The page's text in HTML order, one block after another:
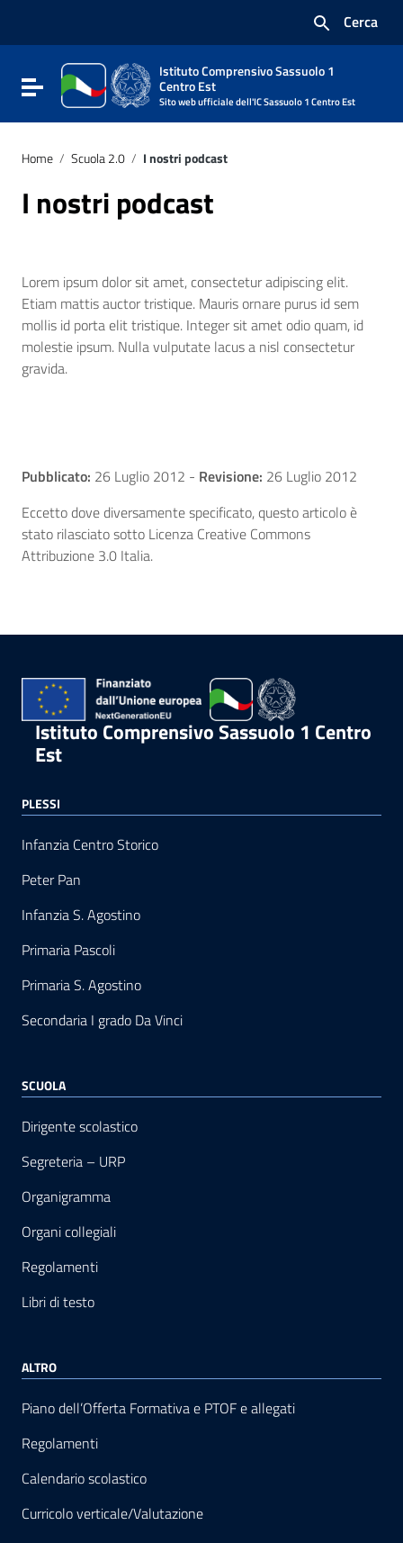
Vai al footer
Cerca
Attiva / disattiva la navigazione
Istituto Comprensivo Sassuolo 1
Centro Est
Sito web ufficiale dell'IC Sassuolo 1 Centro Est
Home / Scuola 2.0 / I nostri podcast
I nostri podcast
Lorem ipsum dolor sit amet, consectetur adipiscing elit.
Etiam mattis auctor tristique. Mauris ornare purus id sem
mollis id porta elit tristique. Integer sit amet odio quam, id
molestie ipsum. Nulla vulputate lacus a nisl consectetur
gravida.
Pubblicato: 26 Luglio 2012 - Revisione: 26 Luglio 2012
Eccetto dove diversamente specificato, questo articolo è
stato rilasciato sotto Licenza Creative Commons
Attribuzione 3.0 Italia.
Istituto Comprensivo Sassuolo 1 Centro
Est
PLESSI
Infanzia Centro Storico
Peter Pan
Infanzia S. Agostino
Primaria Pascoli
Primaria S. Agostino
Secondaria I grado Da Vinci
SCUOLA
Dirigente scolastico
Segreteria – URP
Organigramma
Organi collegiali
Regolamenti
Libri di testo
ALTRO
Piano dell’Offerta Formativa e PTOF e allegati
Regolamenti
Calendario scolastico
Curricolo verticale/Valutazione